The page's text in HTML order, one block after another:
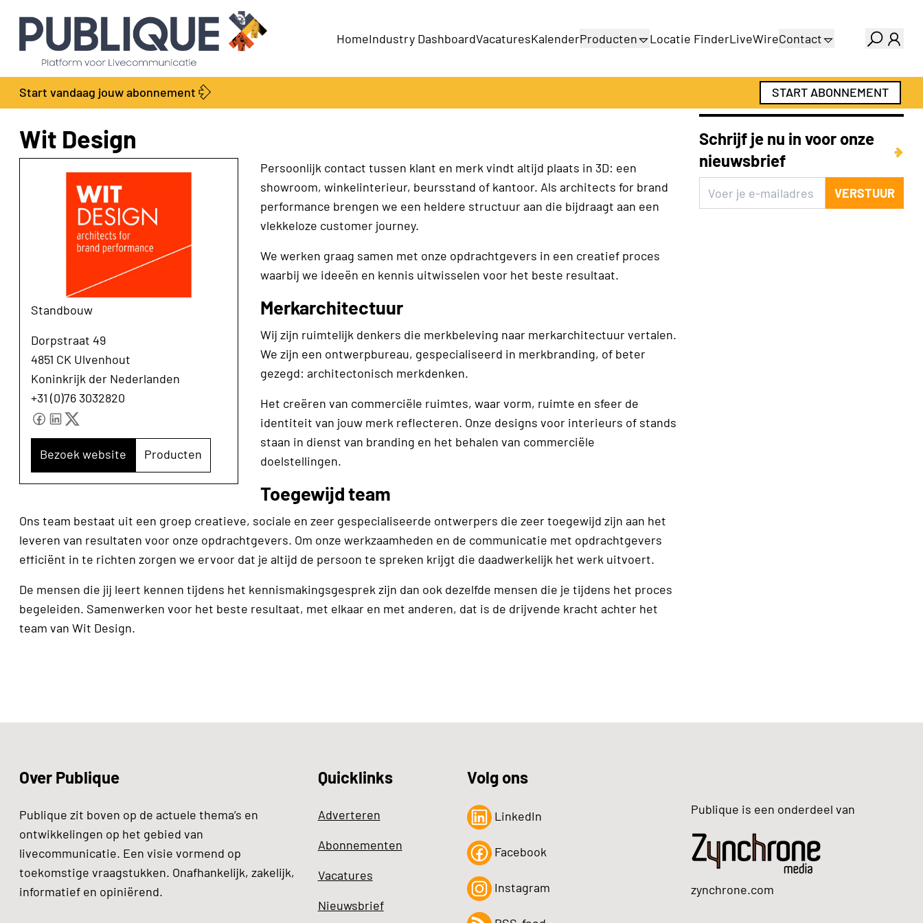
HomeIndustry DashboardVacaturesKalenderProducten
Productengids
Locatie FinderLiveWireContact
Adverteren
Abonnementen
Start vandaag jouw abonnement START ABONNEMENT
Wit Design
Standbouw
Dorpstraat 49
4851 CK Ulvenhout
Koninkrijk der Nederlanden
+31 (0)76 3032820
Bezoek website Producten
Persoonlijk contact tussen klant en merk vindt altijd plaats in 3D: een
showroom, winkelinterieur, beursstand of kantoor. Als architects for brand
performance brengen we een heldere structuur aan die bijdraagt aan een
vlekkeloze customer journey.
We werken graag samen met onze opdrachtgevers in een creatief proces
waarbij we ideeën en kennis uitwisselen voor het beste resultaat.
Merkarchitectuur
Wij zijn ruimtelijk denkers die merkbeleving naar merkarchitectuur vertalen.
We zijn een ontwerpbureau, gespecialiseerd in merkbranding, of beter
gezegd: architectonisch merkdenken.
Het creëren van commerciële ruimtes, waar vorm, ruimte en sfeer de
identiteit van jouw merk reflecteren. Onze designs voor interieurs of stands
staan in dienst van branding en het behalen van commerciële
doelstellingen.
Toegewijd team
Ons team bestaat uit een groep creatieve, sociale en zeer gespecialiseerde ontwerpers die zeer toegewijd zijn aan het
leveren van resultaten voor onze opdrachtgevers. Om onze werkzaamheden en de communicatie met opdrachtgevers
efficiënt in te richten zorgen we ervoor dat je altijd de persoon te spreken krijgt die daadwerkelijk het werk uitvoert.
De mensen die jij leert kennen tijdens het kennismakingsgesprek zijn dan ook dezelfde mensen die je tijdens het proces
begeleiden. Samenwerken voor het beste resultaat, met elkaar en met anderen, dat is de drijvende kracht achter het
team van Wit Design.
Schrijf je nu in voor onze
nieuwsbrief
VERSTUUR
Over Publique
Publique zit boven op de actuele thema’s en
ontwikkelingen op het gebied van
livecommunicatie. Een visie vormend op
toekomstige vraagstukken. Onafhankelijk, zakelijk,
informatief en opiniërend.
Quicklinks
Adverteren
Abonnementen
Vacatures
Nieuwsbrief
Volg ons
LinkedIn
Facebook
Instagram
Publique is een onderdeel van
zynchrone.com